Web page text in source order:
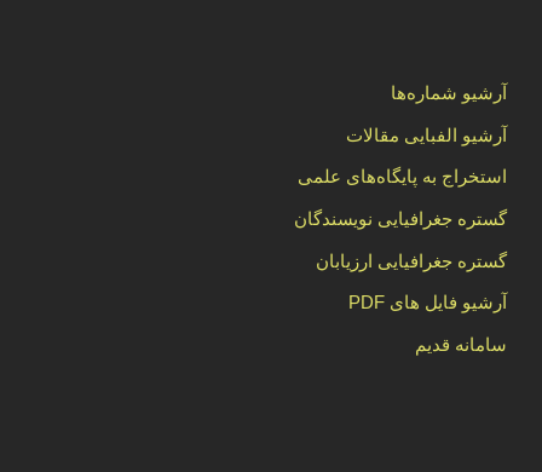
آرشیو شماره‌ها
آرشیو الفبایی مقالات
استخراج به پایگاه‌های علمی
گستره جغرافیایی نویسندگان
گستره جغرافیایی ارزیابان
آرشیو فایل های PDF
سامانه قدیم